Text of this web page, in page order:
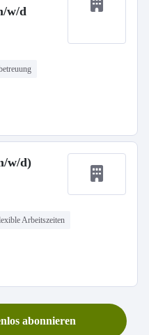
w/d
w/d)
Arbeitszeiten
abonnieren